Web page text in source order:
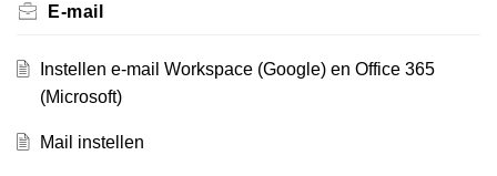
E-mail
Instellen e-mail Workspace (Google) en Office 365
(Microsoft)
Mail instellen